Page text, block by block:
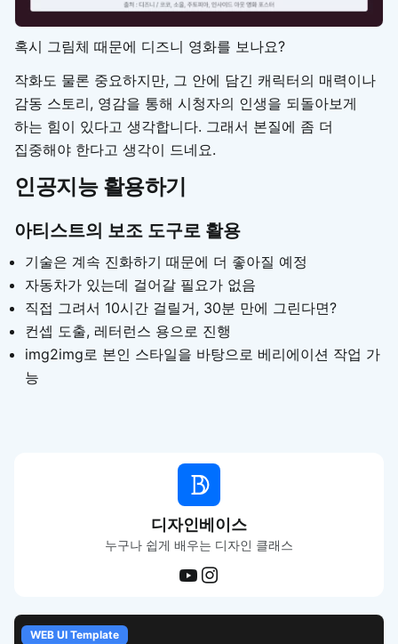
혹시 그림체 때문에 디즈니 영화를 보나요?
작화도 물론 중요하지만, 그 안에 담긴 캐릭터의 매력이나
감동 스토리, 영감을 통해 시청자의 인생을 되돌아보게
하는 힘이 있다고 생각합니다. 그래서 본질에 좀 더
집중해야 한다고 생각이 드네요.
인공지능 활용하기
아티스트의 보조 도구로 활용
기술은 계속 진화하기 때문에 더 좋아질 예정
자동차가 있는데 걸어갈 필요가 없음
직접 그려서 10시간 걸릴거, 30분 만에 그린다면?
컨셉 도출, 레터런스 용으로 진행
img2img로 본인 스타일을 바탕으로 베리에이션 작업 가
능
디자인베이스
누구나 쉽게 배우는 디자인 클래스
WEB UI Template